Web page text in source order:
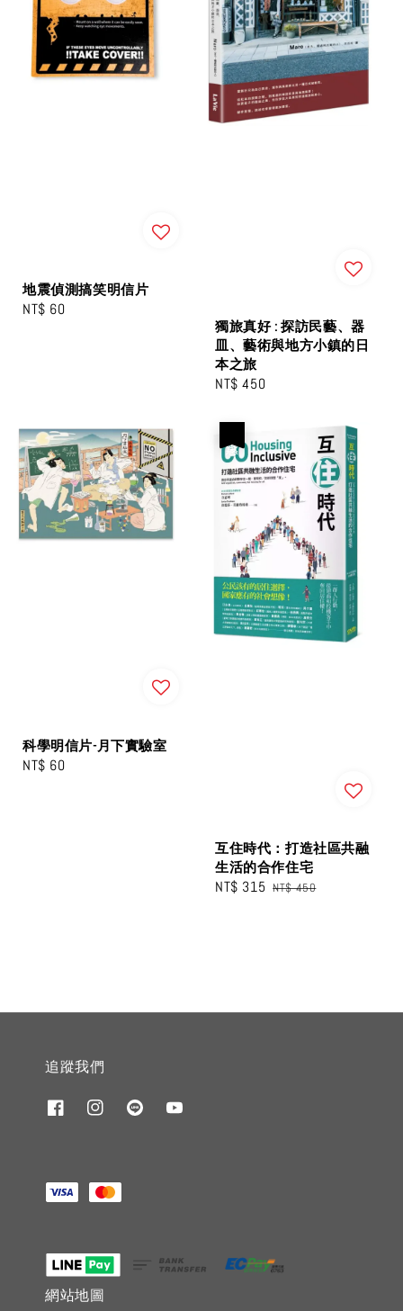
地震偵測搞笑明信片
Regular
NT$ 60
獨旅真好 : 探訪民藝、器
皿、藝術與地方小鎮的日
本之旅
Regular
NT$ 450
科學明信片-月下實驗室
Regular
NT$ 60
互住時代：打造社區共融
生活的合作住宅
Sale
NT$ 315 Regular
NT$ 450
追蹤我們
網站地圖